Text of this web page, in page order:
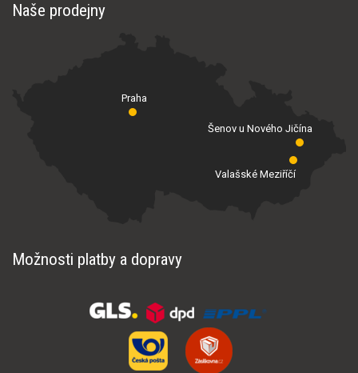
Naše prodejny
Praha
Valašské Meziříčí
Šenov u Nového Jičína
Možnosti platby a dopravy